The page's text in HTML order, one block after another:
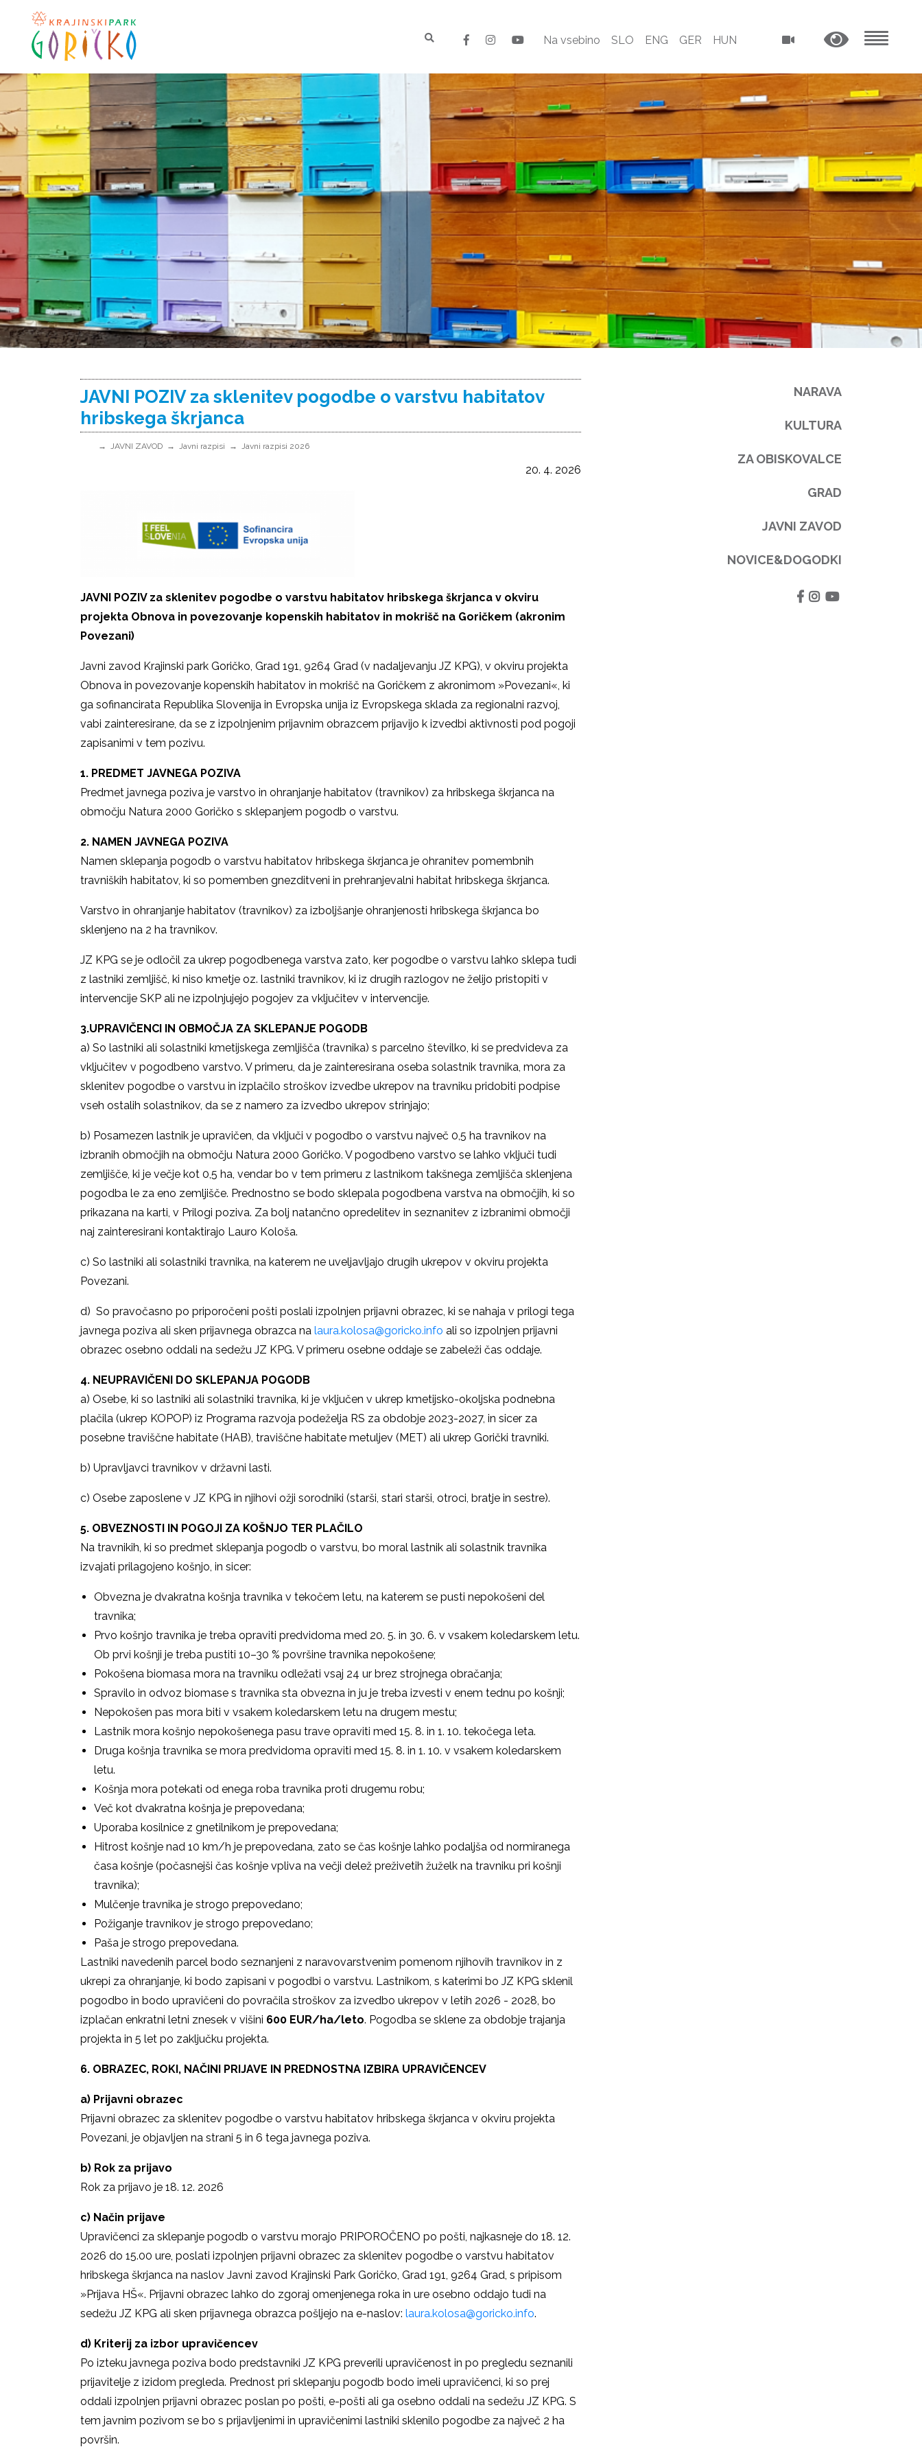
Na vsebino SLO ENG GER HUN
JAVNI POZIV za sklenitev pogodbe o varstvu habitatov
hribskega škrjanca
JAVNI ZAVOD Javni razpisi Javni razpisi 2026
20. 4. 2026
JAVNI POZIV za sklenitev pogodbe o varstvu habitatov hribskega škrjanca v okviru
projekta Obnova in povezovanje kopenskih habitatov in mokrišč na Goričkem (akronim
Povezani)
Javni zavod Krajinski park Goričko, Grad 191, 9264 Grad (v nadaljevanju JZ KPG), v okviru projekta
Obnova in povezovanje kopenskih habitatov in mokrišč na Goričkem z akronimom »Povezani«, ki
ga sofinancirata Republika Slovenija in Evropska unija iz Evropskega sklada za regionalni razvoj,
vabi zainteresirane, da se z izpolnjenim prijavnim obrazcem prijavijo k izvedbi aktivnosti pod pogoji
zapisanimi v tem pozivu.
1. PREDMET JAVNEGA POZIVA
Predmet javnega poziva je varstvo in ohranjanje habitatov (travnikov) za hribskega škrjanca na
območju Natura 2000 Goričko s sklepanjem pogodb o varstvu.
2. NAMEN JAVNEGA POZIVA
Namen sklepanja pogodb o varstvu habitatov hribskega škrjanca je ohranitev pomembnih
travniških habitatov, ki so pomemben gnezditveni in prehranjevalni habitat hribskega škrjanca.
Varstvo in ohranjanje habitatov (travnikov) za izboljšanje ohranjenosti hribskega škrjanca bo
sklenjeno na 2 ha travnikov.
JZ KPG se je odločil za ukrep pogodbenega varstva zato, ker pogodbe o varstvu lahko sklepa tudi
z lastniki zemljišč, ki niso kmetje oz. lastniki travnikov, ki iz drugih razlogov ne želijo pristopiti v
intervencije SKP ali ne izpolnjujejo pogojev za vključitev v intervencije.
3.UPRAVIČENCI IN OBMOČJA ZA SKLEPANJE POGODB
a) So lastniki ali solastniki kmetijskega zemljišča (travnika) s parcelno številko, ki se predvideva za
vključitev v pogodbeno varstvo. V primeru, da je zainteresirana oseba solastnik travnika, mora za
sklenitev pogodbe o varstvu in izplačilo stroškov izvedbe ukrepov na travniku pridobiti podpise
vseh ostalih solastnikov, da se z namero za izvedbo ukrepov strinjajo;
b) Posamezen lastnik je upravičen, da vključi v pogodbo o varstvu največ 0,5 ha travnikov na
izbranih območjih na območju Natura 2000 Goričko. V pogodbeno varstvo se lahko vključi tudi
zemljišče, ki je večje kot 0,5 ha, vendar bo v tem primeru z lastnikom takšnega zemljišča sklenjena
pogodba le za eno zemljišče. Prednostno se bodo sklepala pogodbena varstva na območjih, ki so
prikazana na karti, v Prilogi poziva. Za bolj natančno opredelitev in seznanitev z izbranimi območji
naj zainteresirani kontaktirajo Lauro Kološa.
c) So lastniki ali solastniki travnika, na katerem ne uveljavljajo drugih ukrepov v okviru projekta
Povezani.
d) So pravočasno po priporočeni pošti poslali izpolnjen prijavni obrazec, ki se nahaja v prilogi tega
javnega poziva ali sken prijavnega obrazca na laura.kolosa@goricko.info ali so izpolnjen prijavni
obrazec osebno oddali na sedežu JZ KPG. V primeru osebne oddaje se zabeleži čas oddaje.
4. NEUPRAVIČENI DO SKLEPANJA POGODB
a) Osebe, ki so lastniki ali solastniki travnika, ki je vključen v ukrep kmetijsko-okoljska podnebna
plačila (ukrep KOPOP) iz Programa razvoja podeželja RS za obdobje 2023-2027, in sicer za
posebne traviščne habitate (HAB), traviščne habitate metuljev (MET) ali ukrep Gorički travniki.
b) Upravljavci travnikov v državni lasti.
c) Osebe zaposlene v JZ KPG in njihovi ožji sorodniki (starši, stari starši, otroci, bratje in sestre).
5. OBVEZNOSTI IN POGOJI ZA KOŠNJO TER PLAČILO
Na travnikih, ki so predmet sklepanja pogodb o varstvu, bo moral lastnik ali solastnik travnika
izvajati prilagojeno košnjo, in sicer:
Obvezna je dvakratna košnja travnika v tekočem letu, na katerem se pusti nepokošeni del
travnika;
Prvo košnjo travnika je treba opraviti predvidoma med 20. 5. in 30. 6. v vsakem koledarskem letu.
Ob prvi košnji je treba pustiti 10–30 % površine travnika nepokošene;
Pokošena biomasa mora na travniku odležati vsaj 24 ur brez strojnega obračanja;
Spravilo in odvoz biomase s travnika sta obvezna in ju je treba izvesti v enem tednu po košnji;
Nepokošen pas mora biti v vsakem koledarskem letu na drugem mestu;
Lastnik mora košnjo nepokošenega pasu trave opraviti med 15. 8. in 1. 10. tekočega leta.
Druga košnja travnika se mora predvidoma opraviti med 15. 8. in 1. 10. v vsakem koledarskem
letu.
Košnja mora potekati od enega roba travnika proti drugemu robu;
Več kot dvakratna košnja je prepovedana;
Uporaba kosilnice z gnetilnikom je prepovedana;
Hitrost košnje nad 10 km/h je prepovedana, zato se čas košnje lahko podaljša od normiranega
časa košnje (počasnejši čas košnje vpliva na večji delež preživetih žuželk na travniku pri košnji
travnika);
Mulčenje travnika je strogo prepovedano;
Požiganje travnikov je strogo prepovedano;
Paša je strogo prepovedana.
Lastniki navedenih parcel bodo seznanjeni z naravovarstvenim pomenom njihovih travnikov in z
ukrepi za ohranjanje, ki bodo zapisani v pogodbi o varstvu. Lastnikom, s katerimi bo JZ KPG sklenil
pogodbo in bodo upravičeni do povračila stroškov za izvedbo ukrepov v letih 2026 - 2028, bo
izplačan enkratni letni znesek v višini 600 EUR/ha/leto. Pogodba se sklene za obdobje trajanja
projekta in 5 let po zaključku projekta.
6. OBRAZEC, ROKI, NAČINI PRIJAVE IN PREDNOSTNA IZBIRA UPRAVIČENCEV
a) Prijavni obrazec
Prijavni obrazec za sklenitev pogodbe o varstvu habitatov hribskega škrjanca v okviru projekta
Povezani, je objavljen na strani 5 in 6 tega javnega poziva.
b) Rok za prijavo
Rok za prijavo je 18. 12. 2026
c) Način prijave
Upravičenci za sklepanje pogodb o varstvu morajo PRIPOROČENO po pošti, najkasneje do 18. 12.
2026 do 15.00 ure, poslati izpolnjen prijavni obrazec za sklenitev pogodbe o varstvu habitatov
hribskega škrjanca na naslov Javni zavod Krajinski Park Goričko, Grad 191, 9264 Grad, s pripisom
»Prijava HŠ«. Prijavni obrazec lahko do zgoraj omenjenega roka in ure osebno oddajo tudi na
sedežu JZ KPG ali sken prijavnega obrazca pošljejo na e-naslov: laura.kolosa@goricko.info.
d) Kriterij za izbor upravičencev
Po izteku javnega poziva bodo predstavniki JZ KPG preverili upravičenost in po pregledu seznanili
prijavitelje z izidom pregleda. Prednost pri sklepanju pogodb bodo imeli upravičenci, ki so prej
oddali izpolnjen prijavni obrazec poslan po pošti, e-pošti ali ga osebno oddali na sedežu JZ KPG. S
tem javnim pozivom se bo s prijavljenimi in upravičenimi lastniki sklenilo pogodbe za največ 2 ha
površin.
NARAVA
KULTURA
ZA OBISKOVALCE
GRAD
JAVNI ZAVOD
NOVICE&DOGODKI